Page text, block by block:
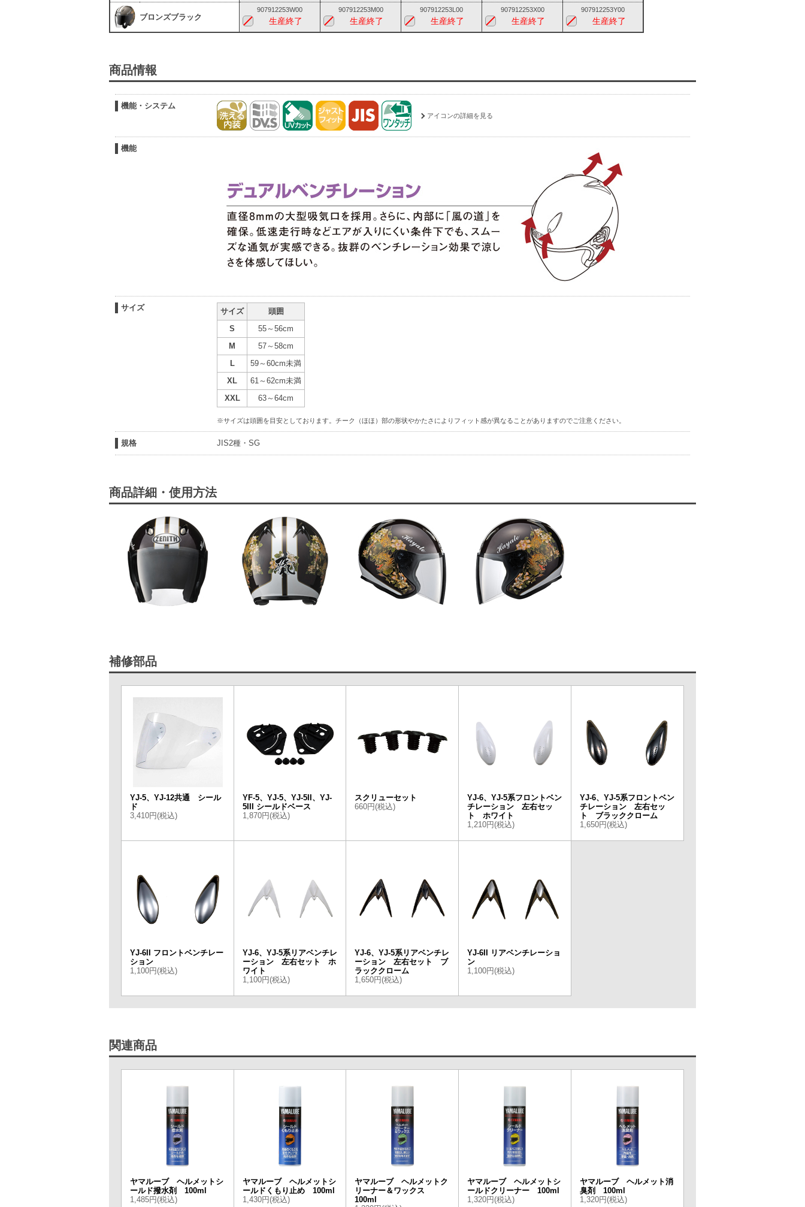
ブロンズブラック
907912253W00
生産終了
907912253M00
生産終了
907912253L00
生産終了
907912253X00
生産終了
907912253Y00
生産終了
商品情報
機能・システム
アイコンの詳細を見る
機能
サイズ サイズ
頭囲
S
55～56cm
M
57～58cm
L
59～60cm未満
XL
61～62cm未満
XXL
63～64cm
※サイズは頭囲を目安としております。チーク（ほほ）部の形状やかたさによりフィット感が異なることがありますのでご注意ください。
規格 JIS2種・SG
商品詳細・使用方法
補修部品
YJ-5、YJ-12共通 シール
ド
3,410円(税込)
YF-5、YJ-5、YJ-5II、YJ-
5III シールドベース
1,870円(税込)
スクリューセット
660円(税込)
YJ-6、YJ-5系フロントベン
チレーション 左右セッ
ト ホワイト
1,210円(税込)
YJ-6、YJ-5系フロントベン
チレーション 左右セッ
ト ブラッククローム
1,650円(税込)
YJ-6II フロントベンチレー
ション
1,100円(税込)
YJ-6、YJ-5系リアベンチレ
ーション 左右セット ホ
ワイト
1,100円(税込)
YJ-6、YJ-5系リアベンチレ
ーション 左右セット ブ
ラッククローム
1,650円(税込)
YJ-6II リアベンチレーショ
ン
1,100円(税込)
関連商品
ヤマルーブ ヘルメットシ
ールド撥水剤 100ml
1,485円(税込)
ヤマルーブ ヘルメットシ
ールドくもり止め 100ml
1,430円(税込)
ヤマルーブ ヘルメットク
リーナー＆ワックス
100ml
ヤマルーブ ヘルメットシ
ールドクリーナー 100ml
1,320円(税込)
ヤマルーブ ヘルメット消
臭剤 100ml
1,320円(税込)